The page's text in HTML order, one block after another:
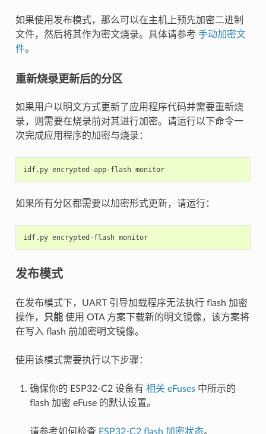
如果使用发布模式，那么可以在主机上预先加密二进制
文件，然后将其作为密文烧录。具体请参考 手动加密文
件。
重新烧录更新后的分区
如果用户以明文方式更新了应用程序代码并需要重新烧
录，则需要在烧录前对其进行加密。请运行以下命令一
次完成应用程序的加密与烧录：
idf.py encrypted-app-flash monitor
如果所有分区都需要以加密形式更新，请运行：
idf.py encrypted-flash monitor
发布模式
在发布模式下，UART 引导加载程序无法执行 flash 加密
操作，
只能使用 OTA 方案下载新的明文镜像，该方案将
在写入 flash 前加密明文镜像。
使用该模式需要执行以下步骤：
确保你的 ESP32-C2 设备有 相关 eFuses中所示的
flash 加密 eFuse 的默认设置。
请参考如何检查 ESP32-C2 flash 加密状态。